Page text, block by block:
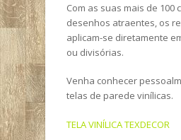
Com as suas mais de 100
desenhos atraentes, os
aplicam-se diretamente
ou divisórias.
Venha conhecer
telas de parede vinílicas.
TELA VINÍLICA TEXDECOR